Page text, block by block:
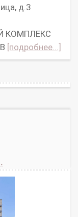
д.3
КОМПЛЕКС
[подробнее...]